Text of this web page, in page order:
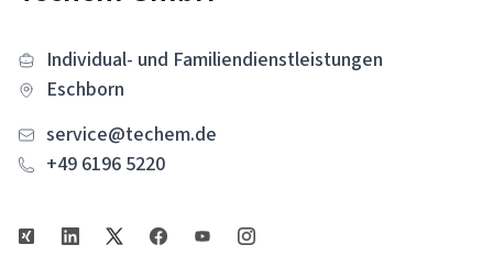
Individual- und Familiendienstleistungen
Eschborn
service@techem.de
+49 6196 5220